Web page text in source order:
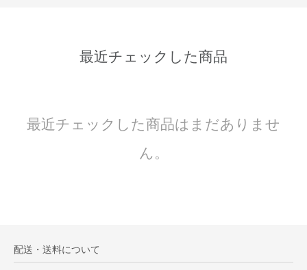
最近チェックした商品
最近チェックした商品はまだありませ
ん。
配送・送料について